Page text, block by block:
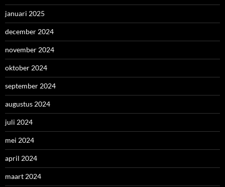
januari 2025
december 2024
november 2024
oktober 2024
september 2024
augustus 2024
juli 2024
mei 2024
april 2024
maart 2024